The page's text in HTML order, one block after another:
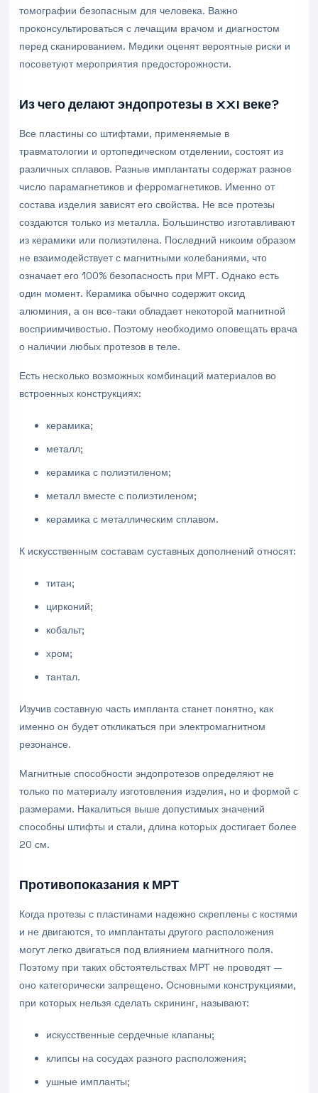
томографии безопасным для человека. Важно
проконсультироваться с лечащим врачом и диагностом
перед сканированием. Медики оценят вероятные риски и
посоветуют мероприятия предосторожности.
Из чего делают эндопротезы в XXI веке?
Все пластины со штифтами, применяемые в
травматологии и ортопедическом отделении, состоят из
различных сплавов. Разные имплантаты содержат разное
число парамагнетиков и ферромагнетиков. Именно от
состава изделия зависят его свойства. Не все протезы
создаются только из металла. Большинство изготавливают
из керамики или полиэтилена. Последний никоим образом
не взаимодействует с магнитными колебаниями, что
означает его 100% безопасность при МРТ. Однако есть
один момент. Керамика обычно содержит оксид
алюминия, а он все-таки обладает некоторой магнитной
восприимчивостью. Поэтому необходимо оповещать врача
о наличии любых протезов в теле.
Есть несколько возможных комбинаций материалов во
встроенных конструкциях:
керамика;
металл;
керамика с полиэтиленом;
металл вместе с полиэтиленом;
керамика с металлическим сплавом.
К искусственным составам суставных дополнений относят:
титан;
цирконий;
кобальт;
хром;
тантал.
Изучив составную часть импланта станет понятно, как
именно он будет откликаться при электромагнитном
резонансе.
Магнитные способности эндопротезов определяют не
только по материалу изготовления изделия, но и формой с
размерами. Накалиться выше допустимых значений
способны штифты и стали, длина которых достигает более
20 см.
Противопоказания к МРТ
Когда протезы с пластинами надежно скреплены с костями
и не двигаются, то имплантаты другого расположения
могут легко двигаться под влиянием магнитного поля.
Поэтому при таких обстоятельствах МРТ не проводят —
оно категорически запрещено. Основными конструкциями,
при которых нельзя сделать скрининг, называют:
искусственные сердечные клапаны;
клипсы на сосудах разного расположения;
ушные импланты;